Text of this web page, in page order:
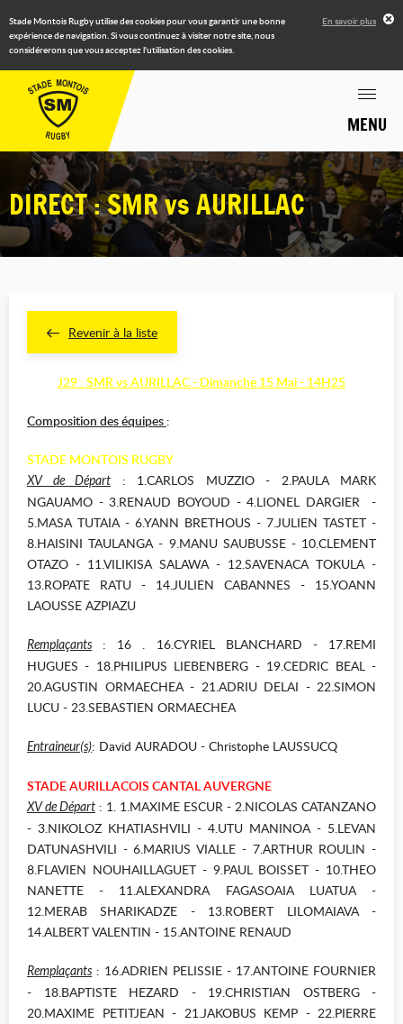
Stade Montois Rugby utilise des cookies pour vous garantir une bonne
expérience de navigation. Si vous continuez à visiter notre site, nous
considérerons que vous acceptez l'utilisation des cookies.
En savoir plus
MENU
DIRECT : SMR vs AURILLAC
Revenir à la liste
J29 : SMR vs AURILLAC - Dimanche 15 Mai - 14H25
Composition des équipes :
STADE MONTOIS RUGBY
XV de Départ : 1.CARLOS MUZZIO - 2.PAULA MARK
NGAUAMO - 3.RENAUD BOYOUD - 4.LIONEL DARGIER -
5.MASA TUTAIA - 6.YANN BRETHOUS - 7.JULIEN TASTET -
8.HAISINI TAULANGA - 9.MANU SAUBUSSE - 10.CLEMENT
OTAZO - 11.VILIKISA SALAWA - 12.SAVENACA TOKULA -
13.ROPATE RATU - 14.JULIEN CABANNES - 15.YOANN
LAOUSSE AZPIAZU
Remplaçants : 16 . 16.CYRIEL BLANCHARD - 17.REMI
HUGUES - 18.PHILIPUS LIEBENBERG - 19.CEDRIC BEAL -
20.AGUSTIN ORMAECHEA - 21.ADRIU DELAI - 22.SIMON
LUCU - 23.SEBASTIEN ORMAECHEA
Entraineur(s): David AURADOU - Christophe LAUSSUCQ
STADE AURILLACOIS CANTAL AUVERGNE
XV de Départ : 1. 1.MAXIME ESCUR - 2.NICOLAS CATANZANO
- 3.NIKOLOZ KHATIASHVILI - 4.UTU MANINOA - 5.LEVAN
DATUNASHVILI - 6.MARIUS VIALLE - 7.ARTHUR ROULIN -
8.FLAVIEN NOUHAILLAGUET - 9.PAUL BOISSET - 10.THEO
NANETTE - 11.ALEXANDRA FAGASOAIA LUATUA -
12.MERAB SHARIKADZE - 13.ROBERT LILOMAIAVA -
14.ALBERT VALENTIN - 15.ANTOINE RENAUD
Remplaçants : 16.ADRIEN PELISSIE - 17.ANTOINE FOURNIER
- 18.BAPTISTE HEZARD - 19.CHRISTIAN OSTBERG -
20.MAXIME PETITJEAN - 21.JAKOBUS KEMP - 22.PIERRE